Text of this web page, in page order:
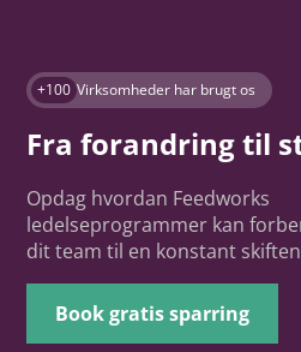
+100 Virksomheder har brugt os
Fra forandring til
Opdag hvordan Feedworks
ledelseprogrammer kan
dit team til en konstant
Book gratis sparring